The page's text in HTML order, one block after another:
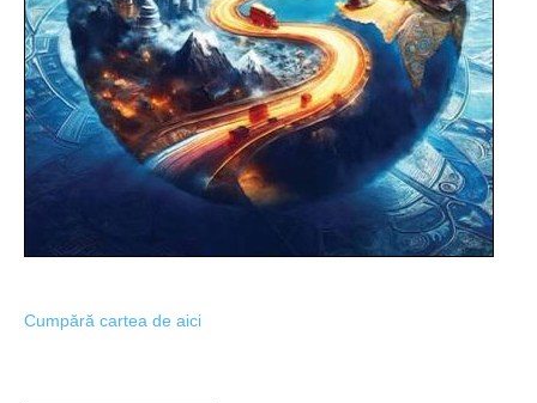
Cumpără cartea de aici